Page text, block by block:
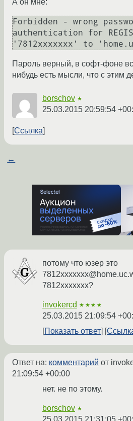
А он мне:
Forbidden - wrong
authentication for
'7812xxxxxxx' to
Пароль верный, в софт-фоне
нибудь есть мысли, что с этим
borschov ★
25.03.2015 20:59:54
Ссылка
←
потому что юзер это
7812xxxxxxx?
invokercd ★★★★
25.03.2015 21:09:54
Показать ответ
Ответ на: комментарий от
21:09:54 +00:00
нет. не по этому.
borschov ★